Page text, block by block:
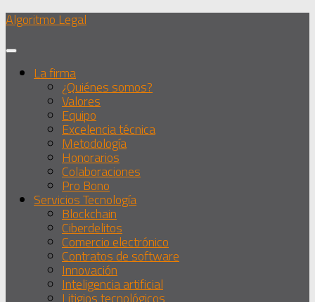
Debajo
del
contenido
Algoritmo Legal
La firma
¿Quiénes somos?
Valores
Equipo
Excelencia técnica
Metodología
Honorarios
Colaboraciones
Pro Bono
Servicios Tecnología
Blockchain
Ciberdelitos
Comercio electrónico
Contratos de software
Innovación
Inteligencia artificial